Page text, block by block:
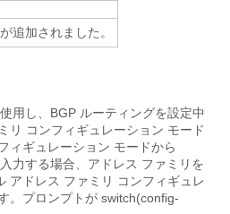
追加されました。
用し、BGP ルーティングを設定中
リ コンフィギュレーション モード
ィギュレーション モードから
力する場合、アドレス ファミリを
アドレス ファミリ コンフィギュレ
。プロンプトが switch(config-